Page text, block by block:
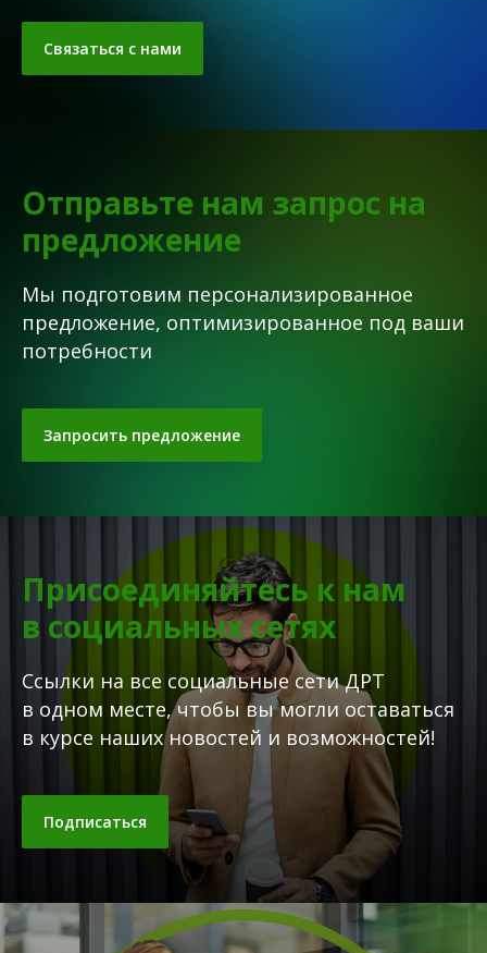
Связаться с нами
Отправьте нам запрос на
предложение
Мы подготовим персонализированное
предложение, оптимизированное под ваши
потребности
Запросить предложение
Присоединяйтесь к нам
в социальных сетях
Ссылки на все социальные сети ДРТ
в одном месте, чтобы вы могли оставаться
в курсе наших новостей и возможностей!
Подписаться